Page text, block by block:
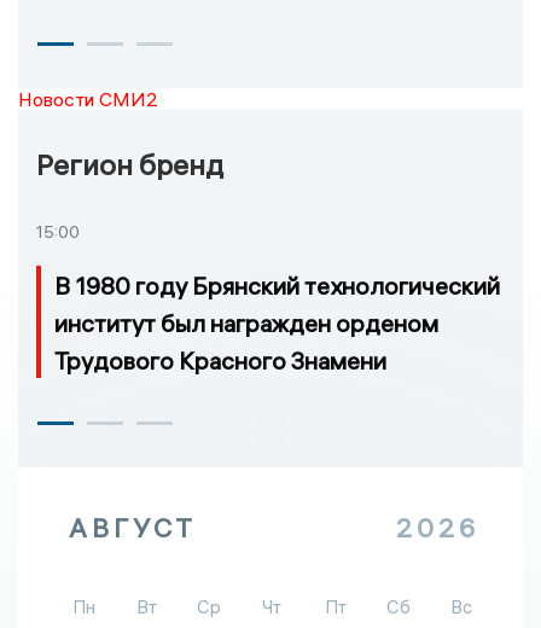
Новости СМИ2
Регион бренд
15:00
В 1980 году Брянский технологический
институт был награжден орденом
Трудового Красного Знамени
АВГУСТ 2026
Пн Вт Ср Чт Пт Сб
Вс